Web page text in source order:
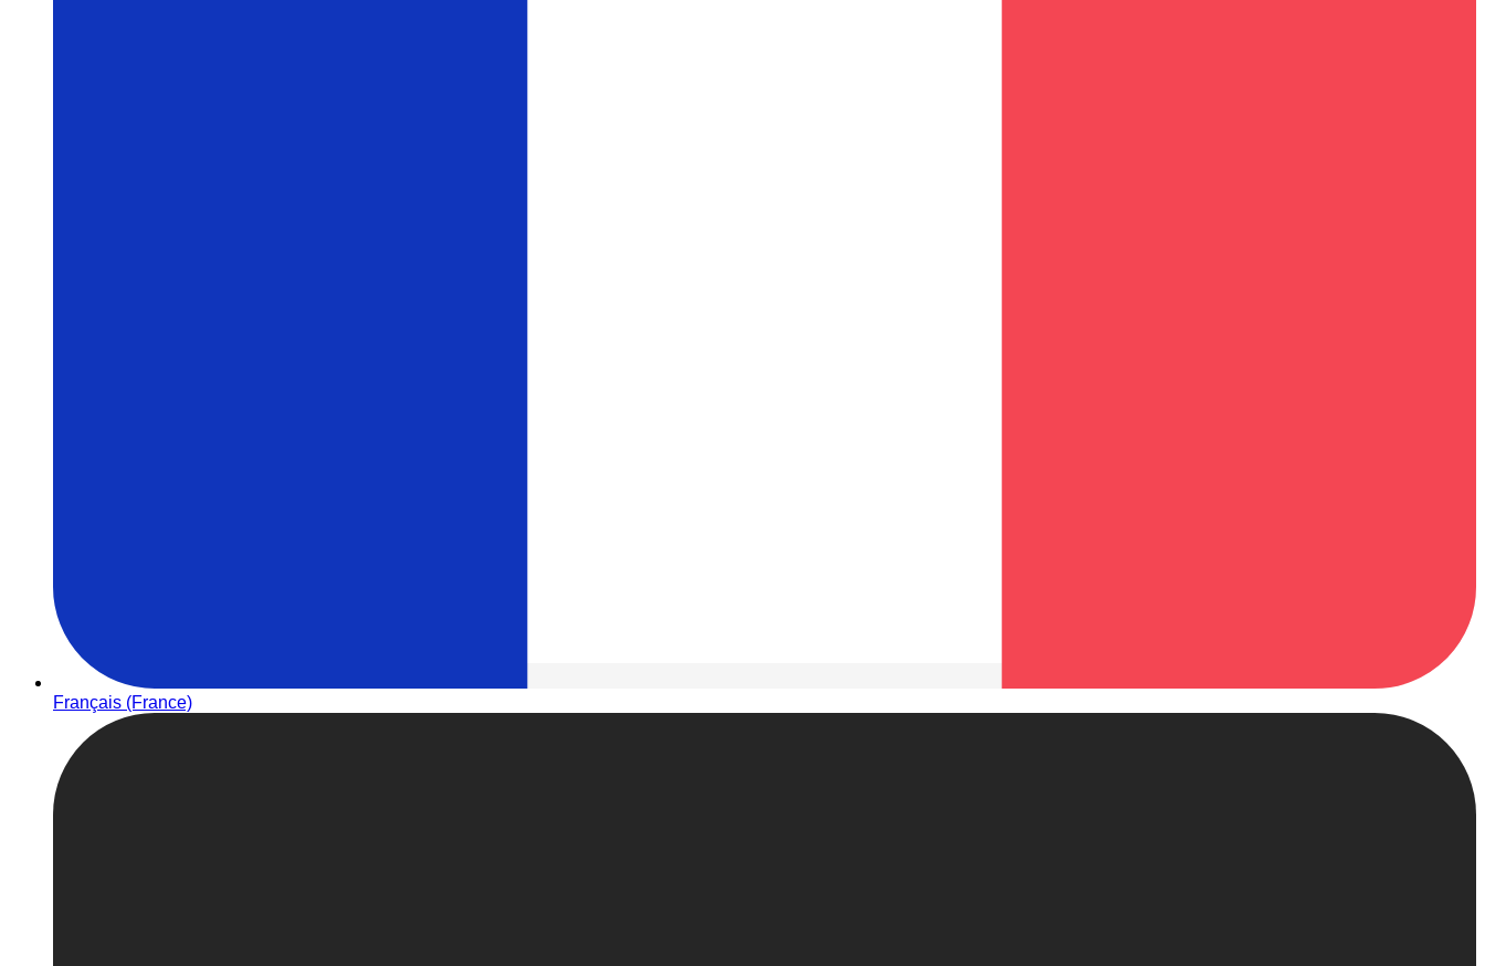
Français (France)